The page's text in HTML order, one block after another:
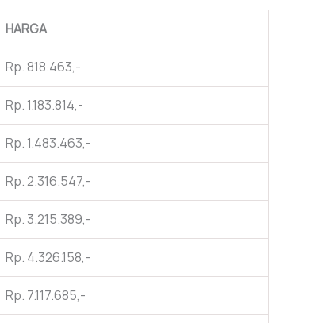
HARGA
Rp. 818.463,-
Rp. 1.183.814,-
Rp. 1.483.463,-
Rp. 2.316.547,-
Rp. 3.215.389,-
Rp. 4.326.158,-
Rp. 7.117.685,-